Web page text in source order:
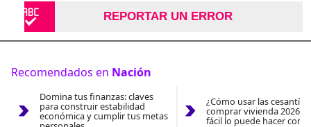
REPORTAR UN ERROR
Recomendados en Nación
Domina tus finanzas: claves
para construir estabilidad
económica y cumplir tus metas
¿Cómo usar las
comprar vivienda 2026?
fácil lo puede hacer con